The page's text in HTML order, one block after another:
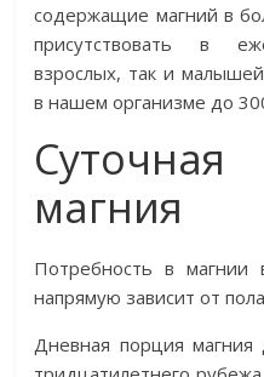
содержащие магний в
присутствовать в
взрослых, так и
в нашем организме до
магния
Потребность в магнии
напрямую зависит от
Дневная порция